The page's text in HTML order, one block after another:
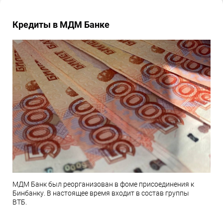
Кредиты в МДМ Банке
МДМ Банк был реорганизован в фоме присоединения к
Бинбанку. В настоящее время входит в состав группы
ВТБ.